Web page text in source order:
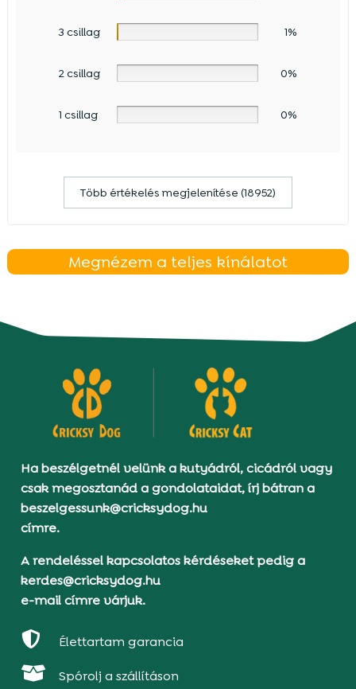
3 csillag 1%
2 csillag 0%
1 csillag 0%
Több értékelés megjelenítése (18952)
Megnézem a teljes kínálatot
Ha beszélgetnél velünk a kutyádról, cicádról vagy
csak megosztanád a gondolataidat, írj bátran a
beszelgessunk@cricksydog.hu
címre.
A rendeléssel kapcsolatos kérdéseket pedig a
kerdes@cricksydog.hu
e-mail címre várjuk.
 Élettartam garancia
 Spórolj a szállításon